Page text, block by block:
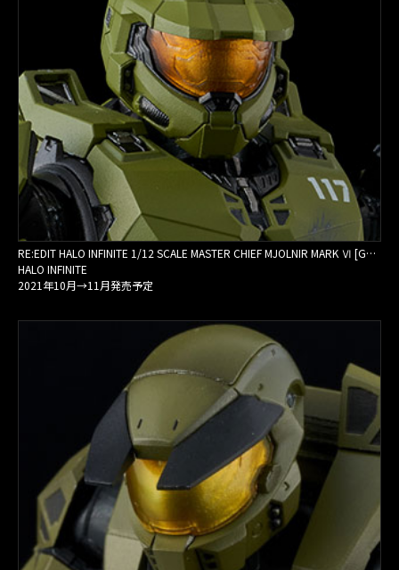
RE:EDIT HALO INFINITE 1/12 SCALE MASTER CHIEF MJOLNIR MARK Ⅵ [GEN 3]
HALO INFINITE
2021年10月→11月発売予定